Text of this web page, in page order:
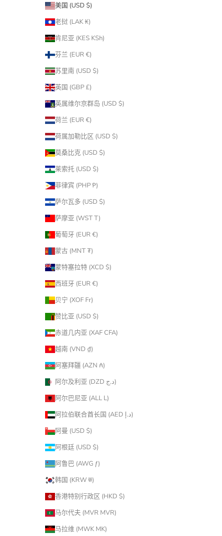
美国 (USD $)
老挝 (LAK ₭)
肯尼亚 (KES KSh)
芬兰 (EUR €)
苏里南 (USD $)
英国 (GBP £)
英属维尔京群岛 (USD $)
荷兰 (EUR €)
荷属加勒比区 (USD $)
莫桑比克 (USD $)
莱索托 (USD $)
菲律宾 (PHP ₱)
萨尔瓦多 (USD $)
萨摩亚 (WST T)
葡萄牙 (EUR €)
蒙古 (MNT ₮)
蒙特塞拉特 (XCD $)
西班牙 (EUR €)
贝宁 (XOF Fr)
赞比亚 (USD $)
赤道几内亚 (XAF CFA)
越南 (VND ₫)
阿塞拜疆 (AZN ₼)
阿尔及利亚 (DZD د.ج)
阿尔巴尼亚 (ALL L)
阿拉伯联合酋长国 (AED د.إ)
阿曼 (USD $)
阿根廷 (USD $)
阿鲁巴 (AWG ƒ)
韩国 (KRW ₩)
香港特别行政区 (HKD $)
马尔代夫 (MVR MVR)
马拉维 (MWK MK)